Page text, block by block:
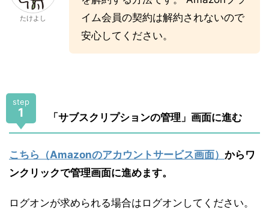
たけよし
イム会員の契約は解約されないので
安心してください。
step
1 「サブスクリプションの管理」画面に進む
こちら（Amazonのアカウントサービス画面） からワ
ンクリックで管理画面に進めます。
ログオンが求められる場合はログオンしてください。